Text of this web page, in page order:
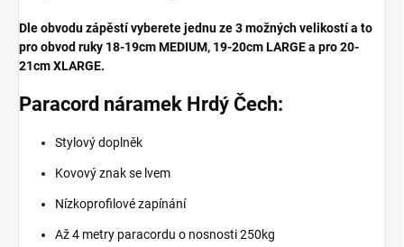
Dle obvodu zápěstí vyberete jednu ze 3 možných velikostí a to
pro obvod ruky 18-19cm MEDIUM, 19-20cm LARGE a pro 20-
21cm XLARGE.
Paracord náramek Hrdý Čech:
Stylový doplněk
Kovový znak se lvem
Nízkoprofilové zapínání
Až 4 metry paracordu o nosnosti 250kg